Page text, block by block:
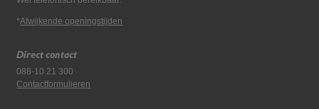
*Afwijkende openingstijden
Direct contact
088-10 21 300
Contactformulieren